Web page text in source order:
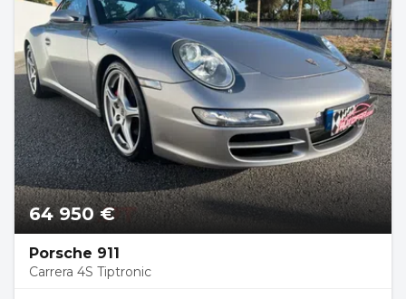
64 950 €
Porsche 911
Carrera 4S Tiptronic